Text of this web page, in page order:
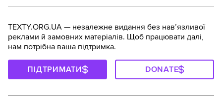
TEXTY.ORG.UA — незалежне видання без навʼязливої
реклами й замовних матеріалів. Щоб працювати далі,
нам потрібна ваша підтримка.
ПІДТРИМАТИ DONATE